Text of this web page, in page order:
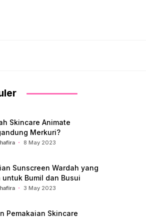
Skincare Animate
Merkuri?
8 May 2023
Sunscreen Wardah yang
untuk Bumil dan Busui
3 May 2023
Pemakaian Skincare